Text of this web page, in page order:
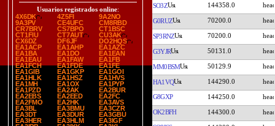
Usuarios registrados online:
4X6DK
4Z5FI
9A2NO
9A3PV
CE4UFC
CM8RBD
CR7BRV
CS7BPO
CT1BSC
CT1FIU
CT7AUT
CU3AK
CX6DZ
DF6JF
DO2HQS
EA1ACP
EA1AHP
EA1AZC
EA1BA
EA1DO
EA1EAN
EA1EAU
EA1FAW
EA1FB
EA1FCH
EA1FDE
EA1FE
EA1GIB
EA1GKP
EA1GOI
EA1HLK
EA1HSZ
EA1HVS
EA1MH
EA1OX
EA1PYP
EA1PZD
EA2AK
EA2BUR
EA2EBS
EA2EED
EA2FC
EA2FMO
EA2HK
EA3AVS
EA3BL
EA3BMU
EA3CZR
EA3DT
EA3DUR
EA3GBU
EA3HER
EA3HLM
EA3IGF
SO3Z 144358.0
G0RUZ 70200.0
SP3RNZ 70200.0
G3YJR 50131.0
MM0BSM 50129.9
HA1VQ 144290.0
G8GXP 144250.0
OK2BFH 144300.0